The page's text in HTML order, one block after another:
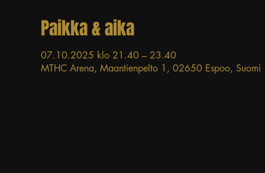
Paikka & aika
07.10.2025 klo 21.40 – 23.40
MTHC Arena, Maantienpelto 1, 02650 Espoo, Suomi